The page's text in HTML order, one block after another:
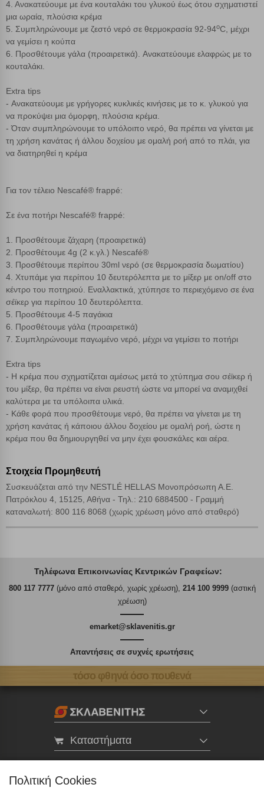
4. Ανακατεύουμε με ένα κουταλάκι του γλυκού έως ότου σχηματιστεί
μια ωραία, πλούσια κρέμα
5. Συμπληρώνουμε με ζεστό νερό σε θερμοκρασία 92-94oC, μέχρι
να γεμίσει η κούπα
6. Προσθέτουμε γάλα (προαιρετικά). Ανακατεύουμε ελαφρώς με το
κουταλάκι.
Extra tips
- Ανακατεύουμε με γρήγορες κυκλικές κινήσεις με το κ. γλυκού για
να προκύψει μια όμορφη, πλούσια κρέμα.
- Όταν συμπληρώνουμε το υπόλοιπο νερό, θα πρέπει να γίνεται με
τη χρήση κανάτας ή άλλου δοχείου με ομαλή ροή από το πλάι, για
να διατηρηθεί η κρέμα
Για τον τέλειο Nescafé® frappé:
Σε ένα ποτήρι Nescafé® frappé:
1 Προσθέτουμε ζάχαρη (προαιρετικά)
2. Προσθέτουμε 4g (2 κ.γλ.) Nescafé®
3. Προσθέτουμε περίπου 30ml νερό (σε θερμοκρασία δωματίου)
4. Χτυπάμε για περίπου 10 δευτερόλεπτα με το μίξερ με on/off στο
κέντρο του ποτηριού. Εναλλακτικά, χτύπησε το περιεχόμενο σε ένα
σέϊκερ για περίπου 10 δευτερόλεπτα.
5. Προσθέτουμε 4-5 παγάκια
6. Προσθέτουμε γάλα (προαιρετικά)
7. Συμπληρώνουμε παγωμένο νερό, μέχρι να γεμίσει το ποτήρι
Extra tips
- Η κρέμα που σχηματίζεται αμέσως μετά το χτύπημα σου σέϊκερ ή
του μίξερ, θα πρέπει να είναι ρευστή ώστε να μπορεί να αναμιχθεί
καλύτερα με τα υπόλοιπα υλικά.
- Κάθε φορά που προσθέτουμε νερό, θα πρέπει να γίνεται με τη
χρήση κανάτας ή κάποιου άλλου δοχείου με ομαλή ροή, ώστε η
κρέμα που θα δημιουργηθεί να μην έχει φουσκάλες και αέρα.
Στοιχεία Προμηθευτή
Συσκευάζεται από την NESTLÉ HELLAS Μονοπρόσωπη Α.Ε.
Πατρόκλου 4, 15125, Αθήνα - Τηλ.: 210 6884500 - Γραμμή
καταναλωτή: 800 116 8068 (χωρίς χρέωση μόνο από σταθερό)
Τηλέφωνα Επικοινωνίας Κεντρικών Γραφείων:
800 117 7777(μόνο από σταθερό, χωρίς χρέωση), 214 100 9999(αστική
χρέωση)
emarket@sklavenitis.gr
Απαντήσεις σε συχνές ερωτήσεις
τόσο φθηνά όσο πουθενά
Καταστήματα
Πολιτική Cookies
Cookies στόχευσης
Cookies απόδοσης
Αποθήκευση ρυθμίσεων